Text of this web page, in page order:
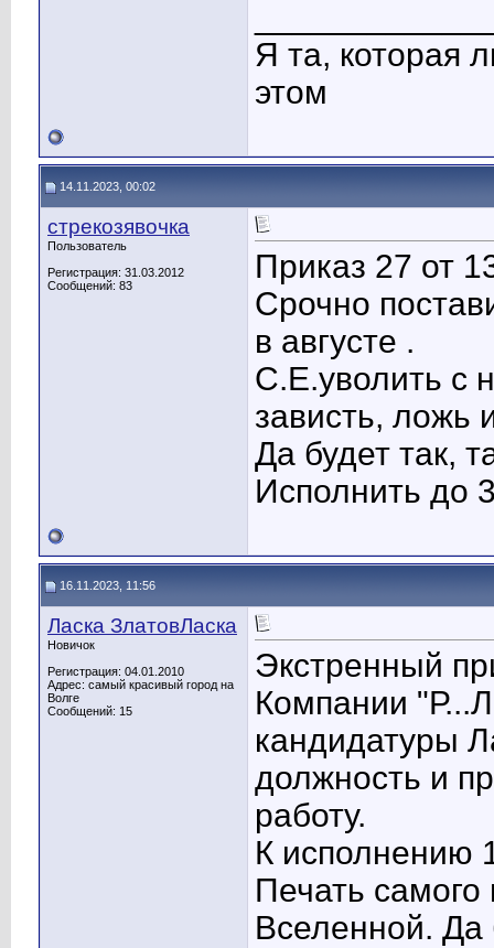
Я та, которая
этом
14.11.2023, 00:02
стрекозявочка
Пользователь
Регистрация: 31.03.2012
Сообщений: 83
Приказ 27 от
Срочно
в августе .
С.Е.уволить с
зависть, ложь
Да будет так,
Исполнить до
16.11.2023, 11:56
Ласка ЗлатовЛаска
Новичок
Регистрация: 04.01.2010
Адрес: самый красивый город на
Волге
Сообщений: 15
Экстренный
Компании
кандидатуры
должность и
работу.
К исполнению
Печать самого
Вселенной. Да